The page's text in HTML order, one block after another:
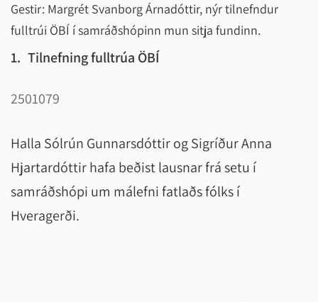
Gestir: Margrét Svanborg Árnadóttir, nýr tilnefndur
fulltrúi ÖBÍ í samráðshópinn mun sitja fundinn.
1. Tilnefning fulltrúa ÖBÍ
2501079
Halla Sólrún Gunnarsdóttir og Sigríður Anna
Hjartardóttir hafa beðist lausnar frá setu í
samráðshópi um málefni fatlaðs fólks í
Hveragerði.